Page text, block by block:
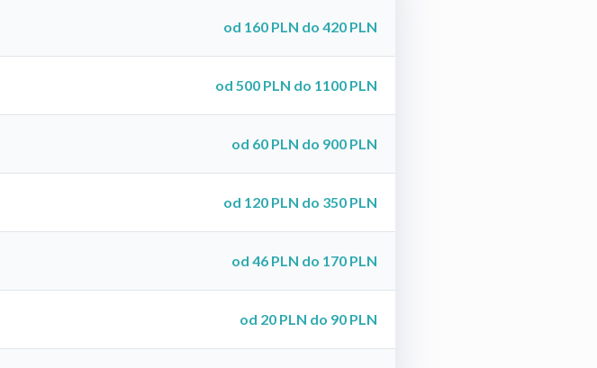
od 160 PLN do 420 PLN
od 500 PLN do 1100 PLN
od 60 PLN do 900 PLN
od 120 PLN do 350 PLN
od 46 PLN do 170 PLN
od 20 PLN do 90 PLN